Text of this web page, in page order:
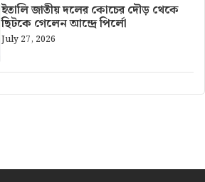
ইতালি জাতীয় দলের কোচের দৌড় থেকে
ছিটকে গেলেন আন্দ্রে পির্লো
July 27, 2026